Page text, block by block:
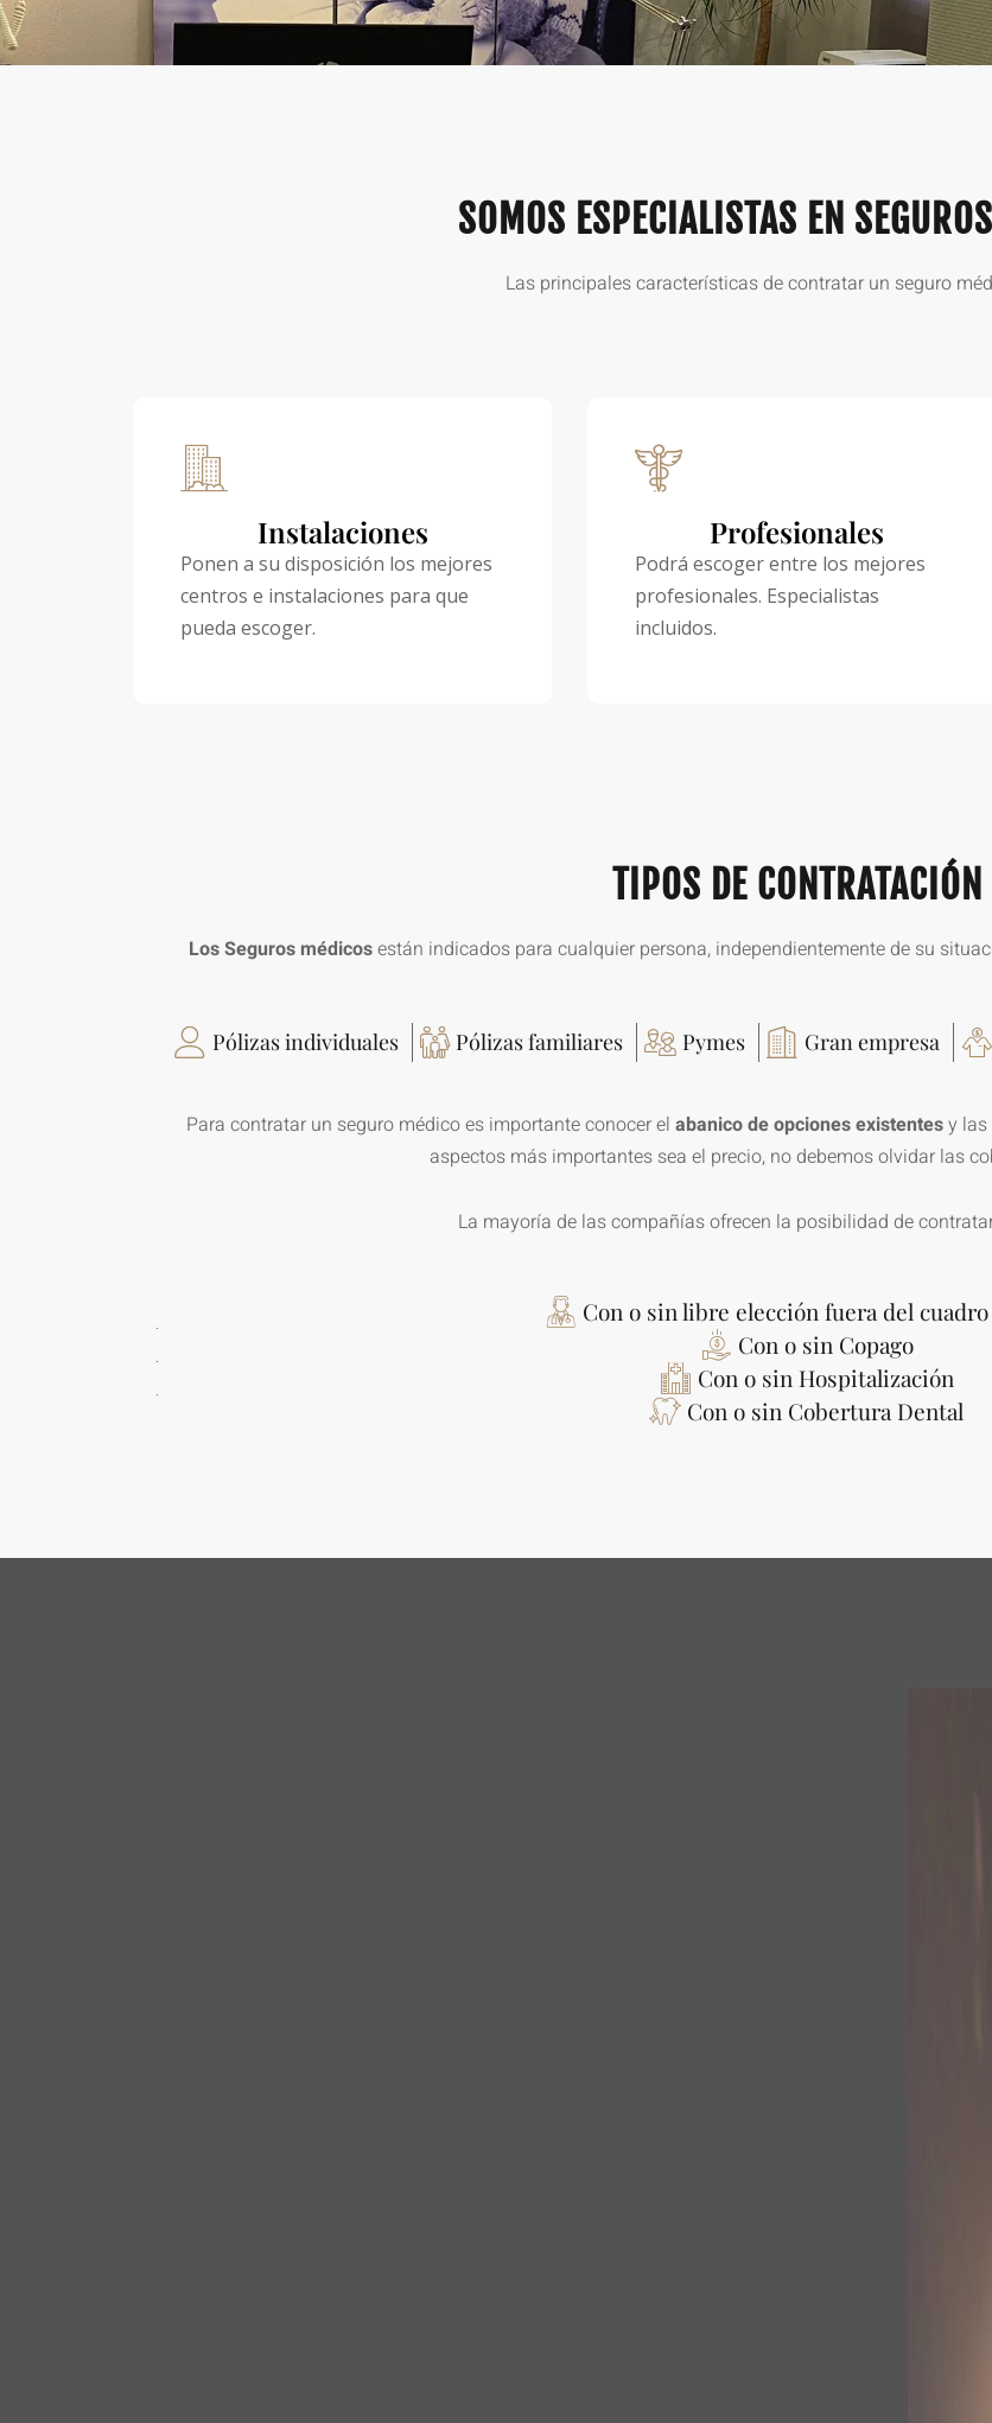
SOMOS ESPECIALISTAS EN
Las principales características de contratar un seguro
Instalaciones
Ponen a su disposición los mejores
centros e instalaciones para que
pueda escoger.
Profesionales
Podrá escoger entre los mejores
profesionales. Especialistas
incluidos.
TIPOS DE CONTRATACIÓN
Los Seguros médicosestán indicados para cualquier persona, independientemente de su
Pólizas individuales Pólizas familiares Pymes Gran empresa
Para contratarun seguro médico es importante conocer el abanico de opciones existentesy las
aspectos más importantes sea el precio, no debemos olvidar las
La mayoría de las compañías ofrecen la posibilidad de
Con o sin libre elección fuera del
Con o sin Copago
Con o sin Hospitalización
Con o sin Cobertura Dental